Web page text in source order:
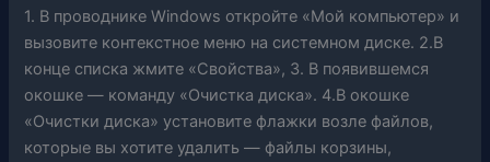
1. В проводнике Windows откройте «Мой компьютер» и
вызовите контекстное меню на системном диске. 2.В
конце списка жмите «Свойства», 3. В появившемся
окошке — команду «Очистка диска». 4.В окошке
«Очистки диска» установите флажки возле файлов,
которые вы хотите удалить — файлы корзины,